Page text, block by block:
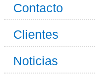
Contacto
Clientes
Noticias